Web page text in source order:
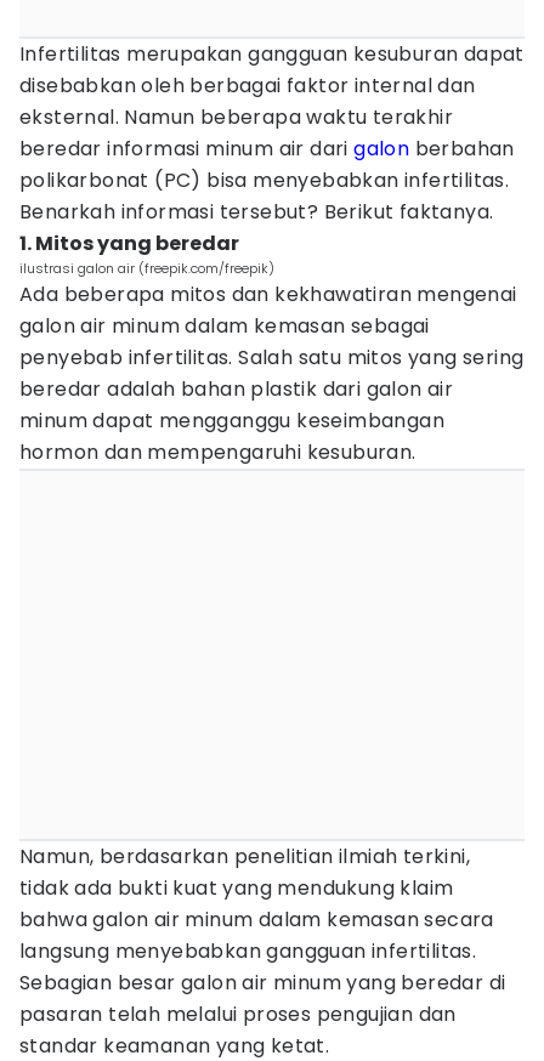
Infertilitas merupakan gangguan kesuburan dapat
disebabkan oleh berbagai faktor internal dan
eksternal. Namun beberapa waktu terakhir
beredar informasi minum air darigalon berbahan
polikarbonat (PC) bisa menyebabkan infertilitas.
Benarkah informasi tersebut? Berikut faktanya.
1. Mitos yang beredar
ilustrasi galon air (freepik.com/freepik)
Ada beberapa mitos dan kekhawatiran mengenai
galon air minum dalam kemasan sebagai
penyebab infertilitas. Salah satu mitos yang sering
beredar adalah bahan plastik dari galon air
minum dapat mengganggu keseimbangan
hormon dan mempengaruhi kesuburan.
Namun, berdasarkan penelitian ilmiah terkini,
tidak ada bukti kuat yang mendukung klaim
bahwa galon air minum dalam kemasan secara
langsung menyebabkan gangguan infertilitas.
Sebagian besar galon air minum yang beredar di
pasaran telah melalui proses pengujian dan
standar keamanan yang ketat.